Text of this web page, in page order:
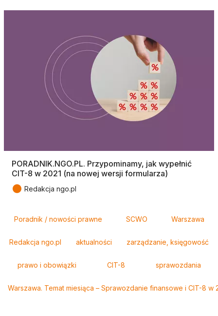
PORADNIK.NGO.PL. Przypominamy, jak wypełnić
CIT-8 w 2021 (na nowej wersji formularza)
● Redakcja ngo.pl
Poradnik / nowości prawne SCWO Warszawa
Redakcja ngo.pl aktualności zarządzanie, księgowość
prawo i obowiązki CIT-8 sprawozdania
Warszawa. Temat miesiąca – Sprawozdanie finansowe i CIT-8 w